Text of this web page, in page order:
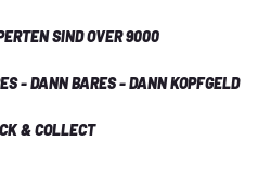
SIND OVER 9000
- DANN BARES - DANN KOPFGELD
& COLLECT